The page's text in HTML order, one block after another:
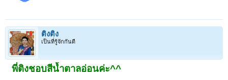
ติงติง
เป็นที่รู้จักกันดี
พี่ติงชอบสีน้ำตาลอ่อนค่ะ^^